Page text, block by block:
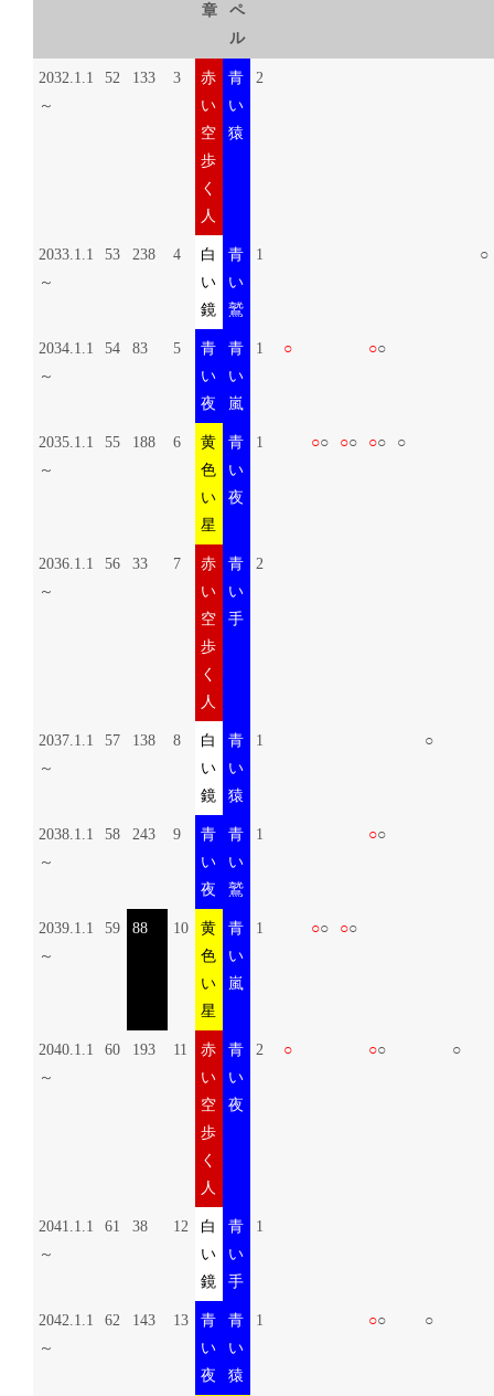
章
ペ
ル
2032.1.1
～
52 133 3
赤
い
空
歩
く
人
青
い
猿
2
2033.1.1
～
53 238 4
白
い
鏡
青
い
鷲
1 ○
2034.1.1
～
54 83 5
青
い
夜
青
い
嵐
1 ○ ○○
2035.1.1
～
55 188 6
黄
色
い
星
青
い
夜
1 ○○ ○○ ○○ ○
2036.1.1
～
56 33 7
赤
い
空
歩
く
人
青
い
手
2
2037.1.1
～
57 138 8
白
い
鏡
青
い
猿
1 ○
2038.1.1
～
58 243 9
青
い
夜
青
い
鷲
1 ○○
2039.1.1
～
59 88 10
黄
色
い
星
青
い
嵐
1 ○○ ○○
2040.1.1
～
60 193 11
赤
い
空
歩
く
人
青
い
夜
2 ○ ○○ ○
2041.1.1
～
61 38 12
白
い
鏡
青
い
手
1
2042.1.1
～
62 143 13
青
い
夜
青
い
猿
1 ○○ ○